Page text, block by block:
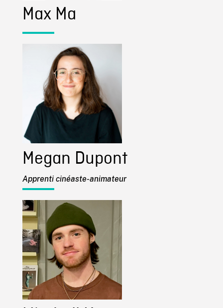
Max Ma
Megan Dupont
Apprenti cinéaste-animateur